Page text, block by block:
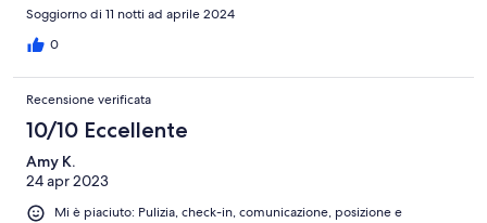
Soggiorno di 11 notti ad aprile 2024
0
Recensione verificata
10/10 Eccellente
Amy K.
24 apr 2023
Mi è piaciuto: Pulizia, check-in, comunicazione, posizione e